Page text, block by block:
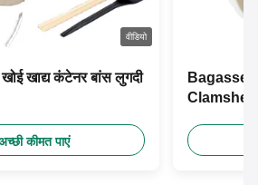
वीडियो
खोई खाद्य कंटेनर बांस लुगदी
कीमत पाएं
Bagasse